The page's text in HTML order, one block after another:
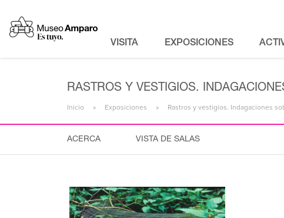
VISITA EXPOSICIONES
RASTROS Y VESTIGIOS.
Inicio Exposiciones Rastros y vestigios. Indagaciones
ACERCA VISTA DE SALAS